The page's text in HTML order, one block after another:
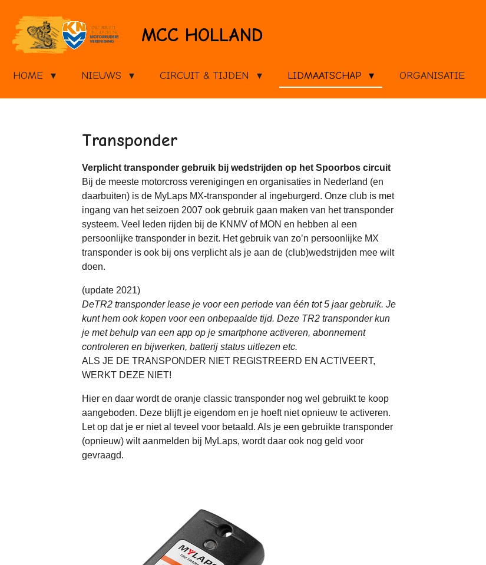
direct
naar
MCC HOLLAND
HOME NIEUWS CIRCUIT & TIJDEN LIDMAATSCHAP ORGANISATIE
Transponder
Verplicht transponder gebruik bij wedstrijden op het Spoorbos circuit
Bij de meeste motorcross verenigingen en organisaties in Nederland (en
daarbuiten) is de MyLaps MX-transponder al ingeburgerd. Onze club is met
ingang van het seizoen 2007 ook gebruik gaan maken van het transponder
systeem. Veel leden rijden bij de KNMV of MON en hebben al een
persoonlijke transponder in bezit. Het gebruik van zo’n persoonlijke MX
transponder is ook bij ons verplicht als je aan de (club)wedstrijden mee wilt
doen.
(update 2021)
DeTR2 transponder lease je voor een periode van één tot 5 jaar gebruik. Je
kunt hem ook kopen voor een onbepaalde tijd. Deze TR2 transponder kun
je met behulp van een app op je smartphone activeren, abonnement
controleren en bijwerken, batterij status uitlezen etc.
ALS JE DE TRANSPONDER NIET REGISTREERD EN ACTIVEERT,
WERKT DEZE NIET!
Hier en daar wordt de oranje classic transponder nog wel gebruikt te koop
aangeboden. Deze blijft je eigendom en je hoeft niet opnieuw te activeren.
Let op dat je er niet al teveel voor betaald. Als je een gebruikte transponder
(opnieuw) wilt aanmelden bij MyLaps, wordt daar ook nog geld voor
gevraagd.